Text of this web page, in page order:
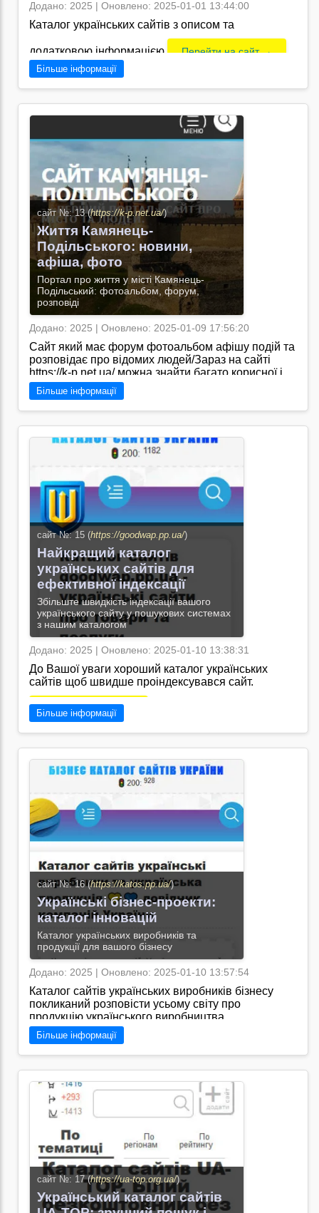
Додано: 2025 | Оновлено: 2025-01-01 13:44:00
Каталог українських сайтів з описом та
додатковою інформацією Перейти на сайт →
Більше інформації
сайт №: 13 (https://k-p.net.ua/)
Життя Камянець-
Подільського: новини,
афіша, фото
Портал про життя у місті Камянець-
Подільський: фотоальбом, форум,
розповіді
Додано: 2025 | Оновлено: 2025-01-09 17:56:20
Сайт який має форум фотоальбом афішу подій та
розповідає про відомих людей/Зараз на сайті
https://k-p.net.ua/ можна знайти багато корисної і
актуальної інформації про Камянець-Подільський,
його культурне життя Перейти на сайт →
Більше інформації
сайт №: 15 (https://goodwap.pp.ua/)
Найкращий каталог
українських сайтів для
ефективної індексації
Збільште швидкість індексації вашого
українського сайту у пошукових системах
з нашим каталогом
Додано: 2025 | Оновлено: 2025-01-10 13:38:31
До Вашої уваги хороший каталог українських
сайтів щоб швидше проіндексувався сайт.
Перейти на сайт →
Більше інформації
сайт №: 16 (https://katos.pp.ua/)
Українські бізнес-проекти:
каталог інновацій
Каталог українських виробників та
продукції для вашого бізнесу
Додано: 2025 | Оновлено: 2025-01-10 13:57:54
Каталог сайтів українських виробників бізнесу
покликаний розповісти усьому світу про
продукцію українського виробництва
Перейти на сайт →
Більше інформації
сайт №: 17 (https://ua-top.org.ua/)
Український каталог сайтів